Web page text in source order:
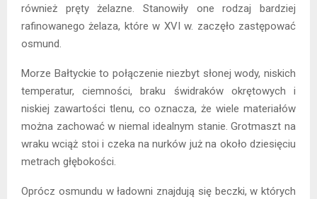
również pręty żelazne. Stanowiły one rodzaj bardziej
rafinowanego żelaza, które w XVI w. zaczęło zastępować
osmund.
Morze Bałtyckie to połączenie niezbyt słonej wody, niskich
temperatur, ciemności, braku świdraków okrętowych i
niskiej zawartości tlenu, co oznacza, że wiele materiałów
można zachować w niemal idealnym stanie. Grotmaszt na
wraku wciąż stoi i czeka na nurków już na około dziesięciu
metrach głębokości.
Oprócz osmundu w ładowni znajdują się beczki, w których